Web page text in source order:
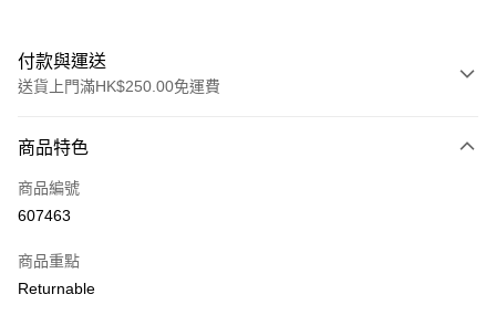
付款與運送
送貨上門滿HK$250.00免運費
信用卡
Apple Pay
WeChat Pay
商品特色
商品編號
607463
商品重點
Returnable